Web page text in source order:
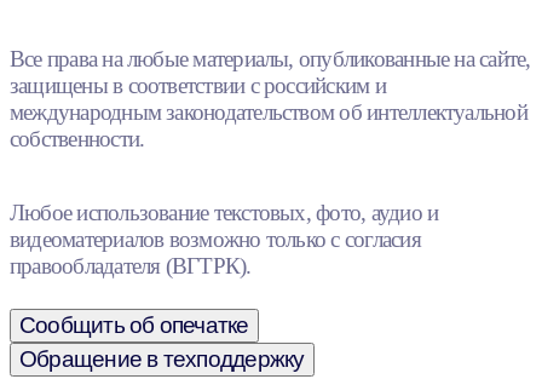
Все права на любые материалы, опубликованные на сайте,
защищены в соответствии с российским и
международным законодательством об интеллектуальной
собственности.
Любое использование текстовых, фото, аудио и
видеоматериалов возможно только с согласия
правообладателя (ВГТРК).
Сообщить об опечатке
Обращение в техподдержку